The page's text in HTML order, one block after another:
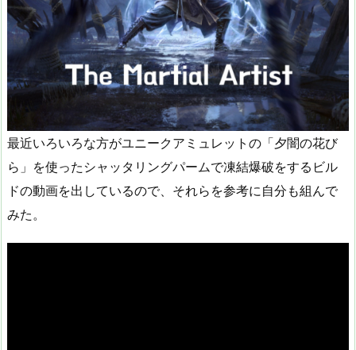
最近いろいろな方がユニークアミュレットの「夕闇の花び
ら」を使ったシャッタリングパームで凍結爆破をするビル
ドの動画を出しているので、それらを参考に自分も組んで
みた。